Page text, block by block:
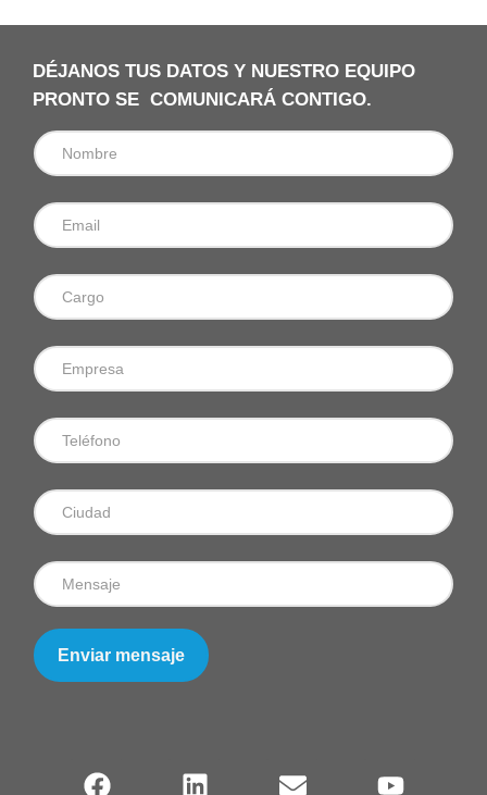
DÉJANOS TUS DATOS Y NUESTRO EQUIPO
PRONTO SE COMUNICARÁ CONTIGO.